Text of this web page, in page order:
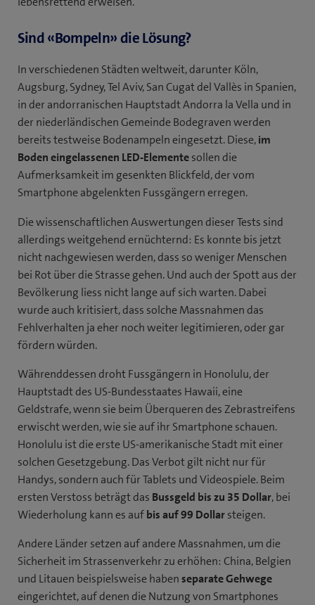
Sind «Bompeln» die Lösung?
In verschiedenen Städten weltweit, darunter Köln,
Augsburg, Sydney, Tel Aviv, San Cugat del Vallès in Spanien,
in der andorranischen Hauptstadt Andorra la Vella und in
der niederländischen Gemeinde Bodegraven werden
bereits testweise Bodenampeln eingesetzt. Diese,im
Boden eingelassenen LED-Elementesollen die
Aufmerksamkeit im gesenkten Blickfeld, der vom
Smartphone abgelenkten Fussgängern erregen.
Die wissenschaftlichen Auswertungen dieser Tests sind
allerdings weitgehend ernüchternd: Es konnte bis jetzt
nicht nachgewiesen werden, dass so weniger Menschen
bei Rot über die Strasse gehen. Und auch der Spott aus der
Bevölkerung liess nicht lange auf sich warten. Dabei
wurde auch kritisiert, dass solche Massnahmen das
Fehlverhalten ja eher noch weiter legitimieren, oder gar
fördern würden.
Währenddessen droht Fussgängern in Honolulu, der
Hauptstadt des US-Bundesstaates Hawaii, eine
Geldstrafe, wenn sie beim Überqueren des Zebrastreifens
erwischt werden, wie sie auf ihr Smartphone schauen.
Honolulu ist die erste US-amerikanische Stadt mit einer
solchen Gesetzgebung. Das Verbot gilt nicht nur für
Handys, sondern auch für Tablets und Videospiele. Beim
ersten Verstoss beträgt das Bussgeld bis zu 35 Dollar, bei
Wiederholung kann es aufbis auf 99 Dollarsteigen.
Andere Länder setzen auf andere Massnahmen, um die
Sicherheit im Strassenverkehr zu erhöhen: China, Belgien
und Litauen beispielsweise habenseparate Gehwege
eingerichtet, auf denen die Nutzung von Smartphones